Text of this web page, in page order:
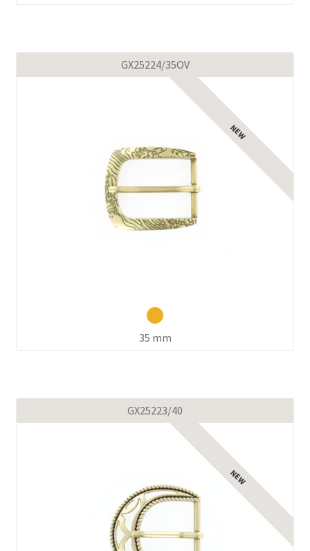
GX25224/35OV
35 mm
GX25223/40